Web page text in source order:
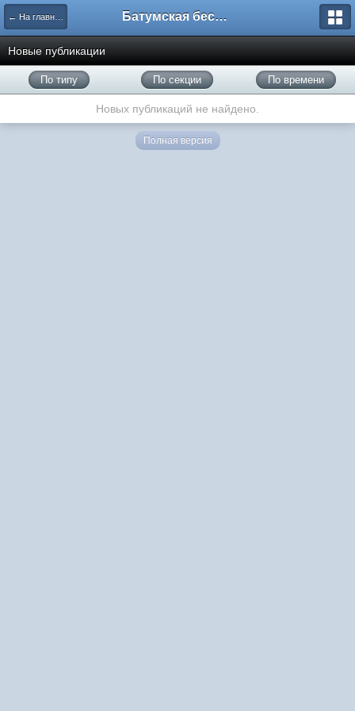
← На главную Батумская беседка
Новые публикации
По типу По секции По времени
Новых публикаций не найдено.
Полная версия